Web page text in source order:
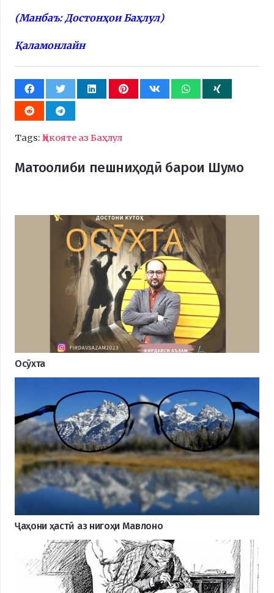
(Манбаъ: Достонҳои Баҳлул)
Қаламонлайн
Tags: Ҳикояте аз Баҳлул
Матоолиби пешниҳодӣ барои Шумо
Осӯхта
Ҷаҳони ҳастӣ аз нигоҳи Мавлоно